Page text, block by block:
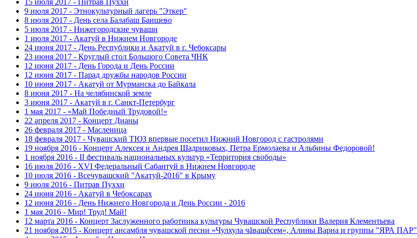
9 июля 2017 - Этнокультурный лагерь "Эткер"
8 июля 2017 - День села Балабаш Баишево
5 июля 2017 - Нижегородские чуваши
1 июля 2017 - Акатуй в Нижнем Новгороде
24 июня 2017 - День Республики и Акатуй в г. Чебоксары
23 июня 2017 - Круглый стол Большого Совета ЧНК
12 июня 2017 - День Города и День России
12 июня 2017 - Парад дружбы народов России
10 июня 2017 - Акатуй от Мурманска до Байкала
8 июня 2017 - На челябинской земле
3 июня 2017 - Акатуй в г. Санкт-Петербург
1 мая 2017 - «Май Победный Трудовой!»
22 апреля 2017 - Концерт Дианы
26 февраля 2017 - Масленица
18 февраля 2017 - Чувашский ТЮЗ впервые посетил Нижний Новгород с гастролями
19 ноября 2016 - Концерт Алексея и Андрея Шадриковых, Петра Ермолаева и Альбины Федоровой!
1 ноября 2016 - II фестиваль национальных культур «Территория свободы»
16 июля 2016 - XVI Федеральный Сабантуй в Нижнем Новгороде
10 июля 2016 - Всечувашский "Акатуй-2016" в Крыму
9 июля 2016 - Питрав Пуххи
24 июня 2016 - Акатуй в Чебоксарах
12 июня 2016 - День Нижнего Новгорода и День России - 2016
1 мая 2016 - Мир! Труд! Май!
12 марта 2016 - Концерт Заслуженного работника культуры Чувашской Республики Валерия Клементьева
21 ноября 2015 - Концерт ансамбля чувашской песни «Чулхула чăвашĕсем», Алины Варна и группы "ЯРА ПАР"